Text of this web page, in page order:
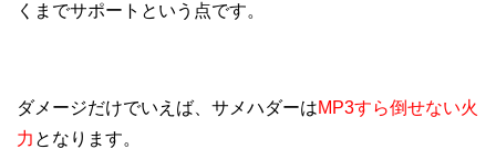
くまでサポートという点です。
ダメージだけでいえば、サメハダーはMP3すら倒せない火
力 となります。